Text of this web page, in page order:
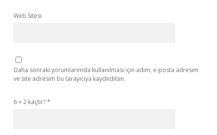
Web Sitesi
Daha sonraki yorumlarımda kullanılması için adım, e-posta adresim
ve site adresim bu tarayıcıya kaydedilsin.
6 + 2 kaçtır?*